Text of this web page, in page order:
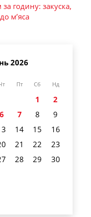
годину: закуска,
м’яса
2026
Пт Сб Нд
1
2
6 7 8
9
14 15
16
21 22
23
28 29
30